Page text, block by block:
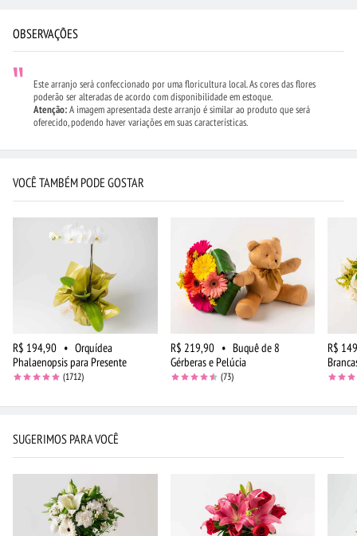
OBSERVAÇÕES
Este arranjo será confeccionado por uma floricultura local. As cores das flores
poderão ser alteradas de acordo com disponibilidade em estoque.
Atenção:A imagem apresentada deste arranjo é similar ao produto que será
oferecido, podendo haver variações em suas características.
VOCÊ TAMBÉM PODE GOSTAR
R$ 194,90 • Orquídea
Phalaenopsis para Presente
(1712)
R$ 219,90 • Buquê de 8
Gérberas e Pelúcia
(73)
R$
SUGERIMOS PARA VOCÊ